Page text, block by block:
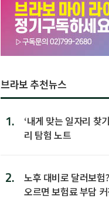
브라보 추천뉴스
1.
‘내게 맞는 일자리 찾
리 탐험 노트
2.
노후 대비로 달러보험
오르면 보험료 부담